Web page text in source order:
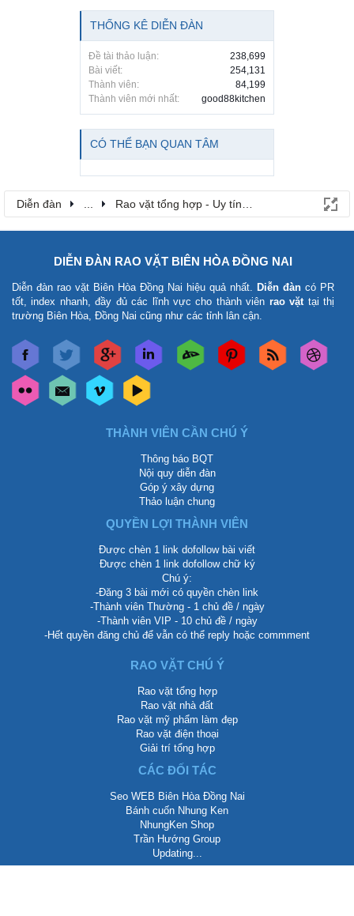
THỐNG KÊ DIỄN ĐÀN
Đề tài thảo luận:
238,699
Bài viết:
254,131
Thành viên:
84,199
Thành viên mới nhất:
good88kitchen
CÓ THỂ BẠN QUAN TÂM
Diễn đàn ... Rao vặt tổng hợp - Uy tín - Miễn phí
DIỄN ĐÀN RAO VẶT BIÊN HÒA ĐỒNG NAI
Diễn đàn rao vặt Biên Hòa Đồng Nai hiệu quả nhất. Diễn đàn có PR
tốt, index nhanh, đầy đủ các lĩnh vực cho thành viên rao vặttại thị
trường Biên Hòa, Đồng Nai cũng như các tỉnh lân cận.
THÀNH VIÊN CẦN CHÚ Ý
Thông báo BQT
Nội quy diễn đàn
Góp ý xây dựng
Thảo luận chung
QUYỀN LỢI THÀNH VIÊN
Được chèn 1 link dofollow bài viết
Được chèn 1 link dofollow chữ ký
Chú ý:
-Đăng 3 bài mới có quyền chèn link
-Thành viên Thường - 1 chủ đề / ngày
-Thành viên VIP - 10 chủ đề / ngày
-Hết quyền đăng chủ để vẫn có thể reply hoặc commment
RAO VẶT CHÚ Ý
Rao vặt tổng hợp
Rao vặt nhà đất
Rao vặt mỹ phẩm làm đẹp
Rao vặt điện thoại
Giải trí tổng hợp
CÁC ĐỐI TÁC
Seo WEB Biên Hòa Đồng Nai
Bánh cuốn Nhung Ken
NhungKen Shop
Trần Hướng Group
Updating...